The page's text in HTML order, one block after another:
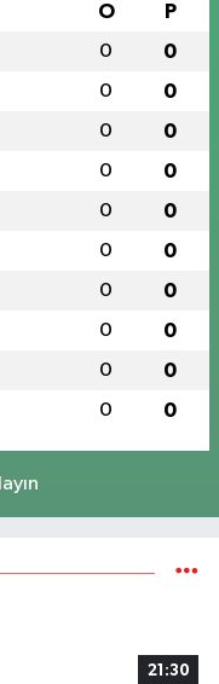
O P
0 0
0 0
0 0
0 0
0 0
0 0
0 0
0 0
0 0
0 0
21:30